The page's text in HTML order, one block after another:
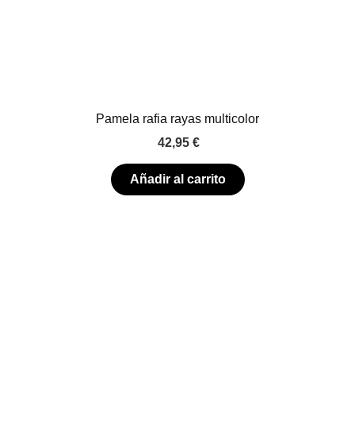
Pamela rafia rayas multicolor
42,95 €
Añadir al carrito